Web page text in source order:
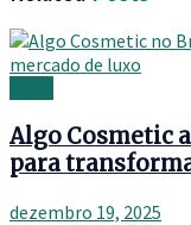
Algo Cosmetic
para
dezembro 19, 2025